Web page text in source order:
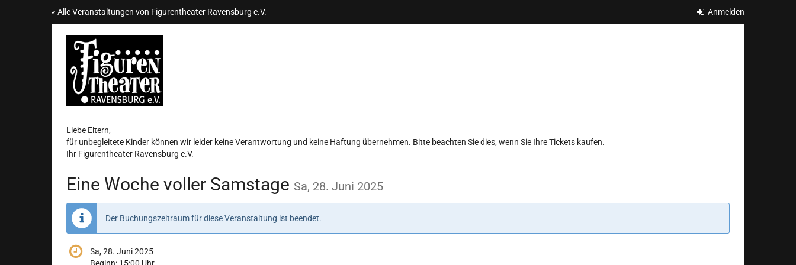
Anmelden
« Alle Veranstaltungen von Figurentheater Ravensburg e.V.
Liebe Eltern,
für unbegleitete Kinder können wir leider keine Verantwortung und keine Haftung übernehmen. Bitte beachten Sie dies, wenn Sie Ihre Tickets kaufen.
Ihr Figurentheater Ravensburg e.V.
Eine Woche voller Samstage Sa, 28. Juni 2025
Der Buchungszeitraum für diese Veranstaltung ist beendet.
Sa, 28. Juni 2025